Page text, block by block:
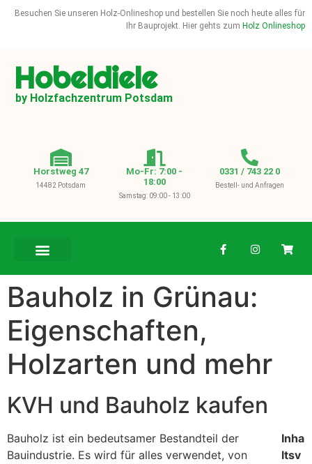
Besuchen Sie unseren Holz-Onlineshop und bestellen Sie noch heute alles für
Ihr Bauprojekt. Hier gehts zum Holz Onlineshop
Hobeldiele
by Holzfachzentrum Potsdam
Horstweg 47
14482 Potsdam
Mo-Fr: 7:00 -
18:00
Samstag: 09:00 - 13:00
0331 / 743 22 0
Bestell- und Anfragen
Bauholz in Grünau:
Eigenschaften,
Holzarten und mehr
KVH und Bauholz kaufen
Bauholz ist ein bedeutsamer Bestandteil der
Bauindustrie. Es wird für alles verwendet, von
Inha
ltsv